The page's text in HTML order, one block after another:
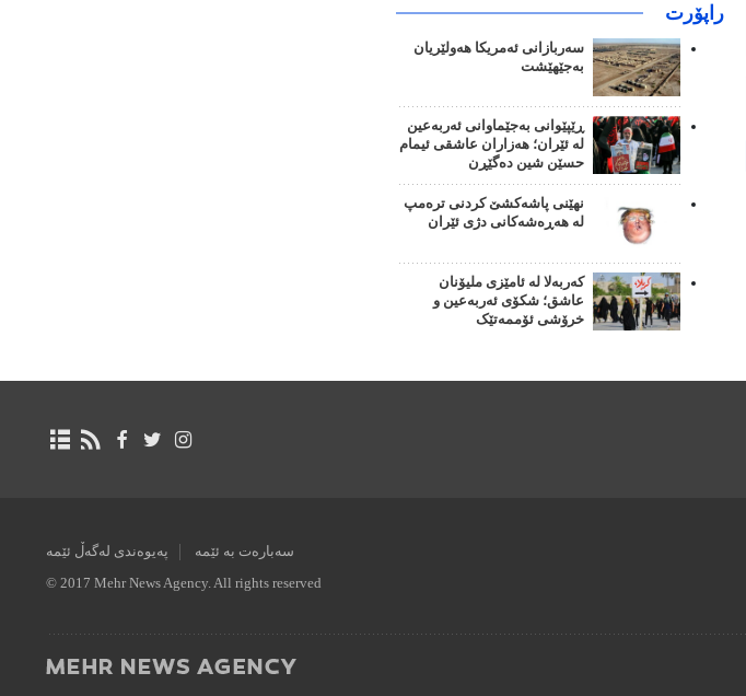
راپۆرت
سەربازانی ئەمریکا هەولێریان
بەجێهێشت
ڕێپێوانی بەجێماوانی ئەربەعین
لە ئێران؛ هەزاران عاشقی ئیمام
حسێن شین دەگێڕن
نهێنی پاشەکشێ کردنی ترەمپ
لە هەڕەشەکانی دژی ئێران
کەربەلا لە ئامێزی ملیۆنان
عاشق؛ شکۆی ئەربەعین و
خرۆشی ئۆممەتێک
سەبارەت بە ئێمە پەیوەندی لەگەڵ ئێمە
© 2017 Mehr News Agency. All rights reserved